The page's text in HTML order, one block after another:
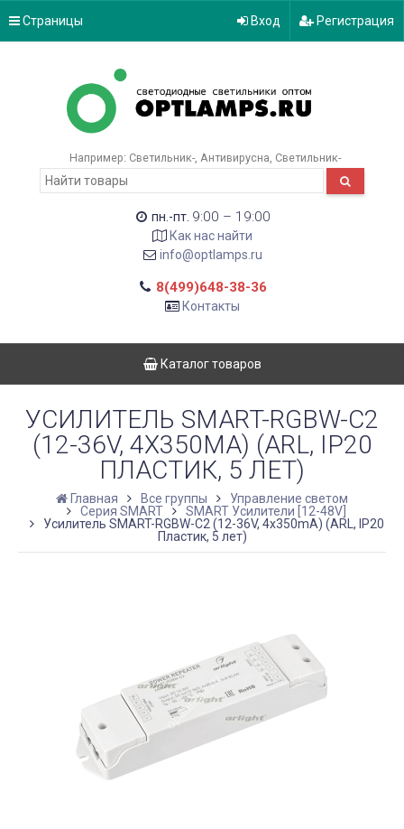
Страницы Вход Регистрация
Например: Светильник- Антивирусна Светильник-
пн.-пт. 9:00 – 19:00
Как нас найти
info@optlamps.ru
8(499)648-38-36
Контакты
Каталог товаров
УСИЛИТЕЛЬ SMART-RGBW-С2
(12-36V, 4X350MA) (ARL, IP20
ПЛАСТИК, 5 ЛЕТ)
Главная Все группы
Управление светом
Серия SMART
SMART Усилители [12-48V]
Усилитель SMART-RGBW-С2 (12-36V, 4x350mA) (ARL, IP20
Пластик, 5 лет)